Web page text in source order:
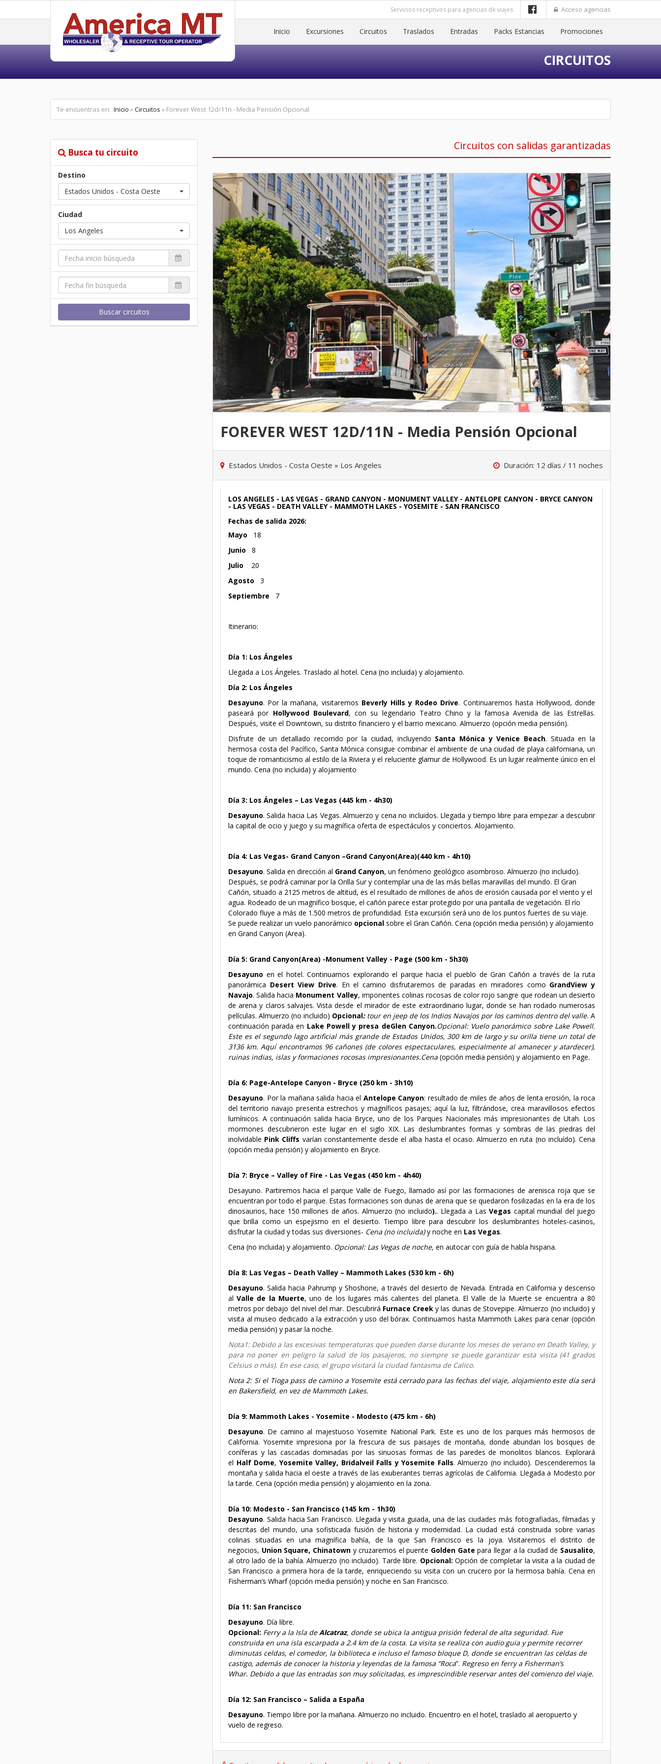
Acceso agencias
Servicios receptivos para agencias de viajes
Inicio Excursiones Circuitos Traslados Entradas Packs Estancias Promociones
CIRCUITOS
Te encuentras en: Inicio »Circuitos » Forever West 12d/11n - Media Pensión Opcional
Busca tu circuito
Destino
Estados Unidos - Costa Oeste
Ciudad
Los Angeles
Buscar circuitos
Circuitos con salidas garantizadas
FOREVER WEST 12D/11N - Media Pensión Opcional
Estados Unidos - Costa Oeste » Los Angeles Duración: 12 días / 11 noches
LOS ANGELES - LAS VEGAS - GRAND CANYON - MONUMENT VALLEY - ANTELOPE CANYON - BRYCE CANYON
- LAS VEGAS - DEATH VALLEY - MAMMOTH LAKES - YOSEMITE - SAN FRANCISCO
Fechas de salida 2026:
Mayo 18
Junio 8
Julio
20
Agosto
3
Septiembre
7
Itinerario:
Día 1: Los Ángeles
Llegada a Los Ángeles. Traslado al hotel. Cena (no incluida) y alojamiento.
Día 2: Los Ángeles
Desayuno. Por la mañana, visitaremos Beverly Hills y Rodeo Drive. Continuaremos hasta Hollywood, donde
paseará por Hollywood Boulevard, con su legendario Teatro Chino y la famosa Avenida de las Estrellas.
Después, visite el Downtown, su distrito financiero y el barrio mexicano. Almuerzo (opción media pensión).
Disfrute de un detallado recorrido por la ciudad, incluyendo Santa Mónica y Venice Beach. Situada en la
hermosa costa del Pacífico, Santa Mónica consigue combinar el ambiente de una ciudad de playa californiana, un
toque de romanticismo al estilo de la Riviera y el reluciente glamur de Hollywood. Es un lugar realmente único en el
mundo. Cena (no incluida) y alojamiento
Día 3: Los Ángeles – Las Vegas (445 km - 4h30)
Desayuno. Salida hacia Las Vegas.Almuerzo y cena no incluidos. Llegada y tiempo libre para empezar a descubrir
la capital de ocio y juego y su magnífica oferta de espectáculos y conciertos. Alojamiento.
Día 4: Las Vegas- Grand Canyon –Grand Canyon(Area)(440 km - 4h10)
Desayuno. Salida en dirección al Grand Canyon, un fenómeno geológico asombroso. Almuerzo (no incluido).
Después, se podrá caminar por la Orilla Sur y contemplar una de las más bellas maravillas del mundo. El Gran
Cañón, situado a 2125 metros de altitud, es el resultado de millones de años de erosión causada por el viento y el
agua. Rodeado de un magnífico bosque, el cañón parece estar protegido por una pantalla de vegetación. El río
Colorado fluye a más de 1.500 metros de profundidad. Esta excursión será uno de los puntos fuertes de su viaje.
Se puede realizar un vuelo panorámico opcional sobre el Gran Cañón. Cena (opción media pensión) y alojamiento
en Grand Canyon (Area).
Día 5: Grand Canyon(Area) -Monument Valley - Page (500 km - 5h30)
Desayuno en el hotel. Continuamos explorando el parque hacia el pueblo de Gran Cañón a través de la ruta
panorámica Desert View Drive. En el camino disfrutaremos de paradas en miradores como GrandView y
Navajo. Salida hacia Monument Valley, imponentes colinas rocosas de color rojo sangre que rodean un desierto
de arena y claros salvajes. Vista desde el mirador de este extraordinario lugar, donde se han rodado numerosas
películas. Almuerzo (no incluido) Opcional:tour en jeep de los Indios Navajos por los caminos dentro del valle. A
continuación parada en Lake Powell y presa deGlenCanyon.Opcional: Vuelo panorámico sobre Lake Powell.
Este es el segundo lago artificial más grande de Estados Unidos, 300 km de largo y su orilla tiene un total de
3136 km. Aquí encontramos 96 cañones (de colores espectaculares, especialmente al amanecer y atardecer),
ruinas indias, islas y formaciones rocosas impresionantes.Cena (opción media pensión) y alojamiento en Page.
Día 6: Page-Antelope Canyon - Bryce (250 km - 3h10)
Desayuno. Por la mañana salida hacia el Antelope Canyon: resultado de miles de años de lenta erosión, la roca
del territorio navajo presenta estrechos y magníficos pasajes; aquí la luz, filtrándose, crea maravillosos efectos
lumínicos. A continuación salida hacia Bryce, uno de los Parques Nacionales más impresionantes de Utah. Los
mormones descubrieron este lugar en el siglo XIX. Las deslumbrantes formas y sombras de las piedras del
inolvidable Pink Cliffs varían constantemente desde el alba hasta el ocaso.Almuerzo en ruta (no incluído). Cena
(opción media pensión) y alojamiento en Bryce.
Día 7: Bryce – Valley of Fire - Las Vegas (450 km - 4h40)
Desayuno. Partiremos hacia el parque Valle de Fuego, llamado así por las formaciones de arenisca roja que se
encuentran por todo el parque. Estas formaciones son dunas de arena que se quedaron fosilizadas en la era de los
dinosaurios, hace 150 millones de años. Almuerzo (no incluido).. Llegada a Las Vegas capital mundial del juego
que brilla como un espejismo en el desierto. Tiempo libre para descubrir los deslumbrantes hoteles-casinos,
disfrutar la ciudad y todas sus diversiones- Cena (no incluida)y noche en Las Vegas.
Cena (no incluida) y alojamiento. Opcional: Las Vegas de noche, en autocar con guía de habla hispana.
Día 8: Las Vegas – Death Valley – Mammoth Lakes (530 km - 6h)
Desayuno. Salida hacia Pahrump y Shoshone, a través del desierto de Nevada. Entrada en California y descenso
alValle de la Muerte, uno de los lugares más calientes del planeta. El Valle de la Muerte se encuentra a 80
metros por debajo del nivel del mar. Descubrirá Furnace Creek y las dunas de Stovepipe.Almuerzo (no incluido) y
visita al museo dedicado a la extracción y uso del bórax. Continuamos hasta Mammoth Lakes para cenar (opción
media pensión) y pasar la noche.
Nota1: Debido a las excesivas temperaturas que pueden darse durante los meses de verano en Death Valley, y
para no poner en peligro la salud de los pasajeros, no siempre se puede garantizar esta visita (41 grados
Celsius o más). En ese caso, el grupo visitará la ciudad fantasma de Calico.
Nota 2: Si el Tioga pass de camino a Yosemite está cerrado para las fechas del viaje, alojamiento este día será
en Bakersfield, en vez de Mammoth Lakes.
Día 9: Mammoth Lakes - Yosemite - Modesto (475 km - 6h)
Desayuno. De camino al majestuoso Yosemite National Park. Este es uno de los parques más hermosos de
California. Yosemite impresiona por la frescura de sus paisajes de montaña, donde abundan los bosques de
coníferas y las cascadas dominadas por las sinuosas formas de las paredes de monolitos blancos. Explorará
el Half Dome, Yosemite Valley, Bridalveil Falls y Yosemite Falls. Almuerzo (no incluido). Descenderemos la
montaña y salida hacia el oeste a través de las exuberantes tierras agrícolas de California. Llegada a Modesto por
la tarde. Cena (opción media pensión) y alojamiento en la zona.
Día 10: Modesto - San Francisco (145 km - 1h30)
Desayuno. Salida hacia San Francisco. Llegada y visita guiada, una de las ciudades más fotografiadas, filmadas y
descritas del mundo, una sofisticada fusión de historia y modernidad. La ciudad está construida sobre varias
colinas situadas en una magnífica bahía, de la que San Francisco es la joya. Visitaremos el distrito de
negocios, Union Square, Chinatowny cruzaremos el puente Golden Gate para llegar a la ciudad de Sausalito,
al otro lado de la bahía. Almuerzo (no incluido). Tarde libre. Opcional: Opción de completar la visita a la ciudad de
San Francisco a primera hora de la tarde, enriqueciendo su visita con un crucero por la hermosa bahía. Cena en
Fisherman’s Wharf (opción media pensión) y noche en San Francisco.
Día 11: San Francisco
Desayuno. Día libre.
Opcional: Ferrya la Isla deAlcatraz, donde se ubica la antigua prisión federal de alta seguridad. Fue
construida en una isla escarpada a 2.4 km de la costa. La visita se realiza con audio guia y permite recorrer
diminutas celdas, el comedor, la biblioteca e incluso el famoso bloque D, donde se encuentran las celdas de
castigo, además de conocer la historia y leyendas de la famosa “Roca”. Regreso en ferry a Fisherman’s
Whar. Debido a que las entradas son muy solicitadas, es imprescindible reservar antes del comienzo del viaje.
Día 12: San Francisco – Salida a España
Desayuno. Tiempo libre por la mañana. Almuerzo no incluido. Encuentro en el hotel, traslado al aeropuerto y
vuelo de regreso.